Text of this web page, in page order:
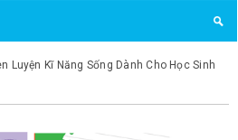
Luyện Kĩ Năng Sống Dành Cho Học Sinh